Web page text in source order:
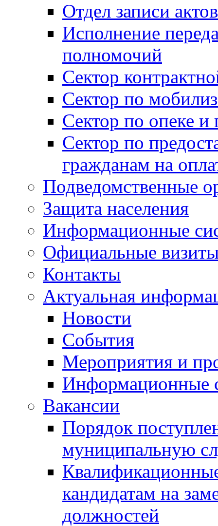
Отдел записи
Исполнение
полномочий
Сектор
Сектор по
Сектор по опеке и
Сектор по
гражданам на
Подведомственные
Защита населения
Информационные
Официальные
Контакты
Актуальная
Новости
События
Мероприятия и
Информационные
Вакансии
Порядок
муниципальную
кандидатам на
должностей